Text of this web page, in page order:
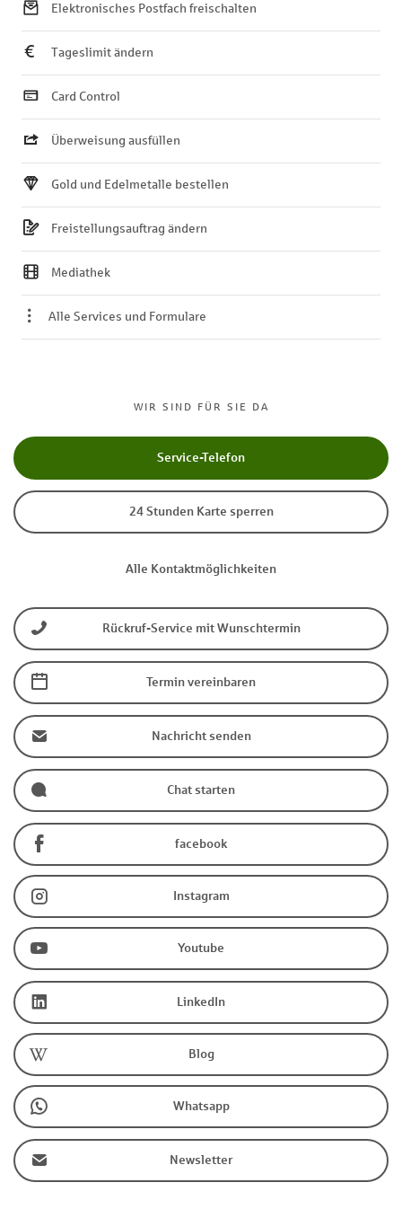
WIR SIND FÜR SIE DA
Service-Telefon
24 Stunden Karte sperren
Alle Kontaktmöglichkeiten
Rückruf-Service mit Wunschtermin
Termin vereinbaren
Nachricht senden
Chat starten
facebook
Instagram
Youtube
LinkedIn
Blog
Whatsapp
Newsletter
Elektronisches Postfach freischalten
Tageslimit ändern
Card Control
Überweisung ausfüllen
Gold und Edelmetalle bestellen
Freistellungsauftrag ändern
Mediathek
Alle Services und Formulare